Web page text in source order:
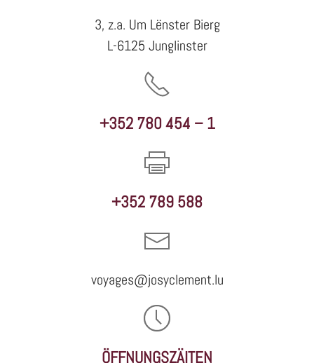
3, z.a. Um Lënster Bierg
L-6125 Junglinster
+352 780 454 – 1
+352 789 588
voyages@josyclement.lu
ÖFFNUNGSZÄITEN